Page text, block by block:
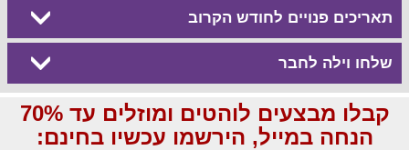
תאריכים פנויים לחודש הקרוב
שלחו וילה לחבר
קבלו מבצעים לוהטים ומוזלים עד 70%
הנחה במייל, הירשמו עכשיו בחינם: